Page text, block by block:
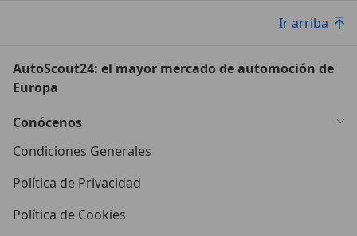
Ir arriba
AutoScout24: el mayor mercado de automoción de
Europa
Conócenos
Condiciones Generales
Política de Privacidad
Política de Cookies